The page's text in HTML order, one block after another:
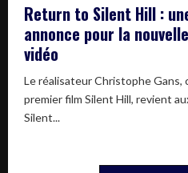
Return to Silent Hill :
annonce pour la
vidéo
Le réalisateur Christophe Gans,
premier film Silent Hill, revient
Silent...